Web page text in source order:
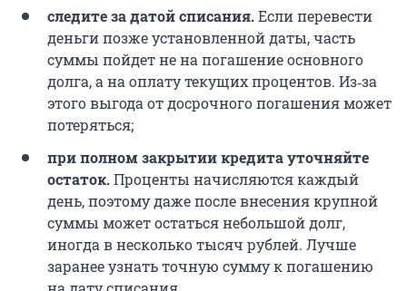
следите за датой списания.Если перевести
деньги позже установленной даты, часть
суммы пойдет не на погашение основного
долга, а на оплату текущих процентов. Из‑за
этого выгода от досрочного погашения может
потеряться;
при полном закрытии кредита уточняйте
остаток.Проценты начисляются каждый
день, поэтому даже после внесения крупной
суммы может остаться небольшой долг,
иногда в несколько тысяч рублей. Лучше
заранее узнать точную сумму к погашению